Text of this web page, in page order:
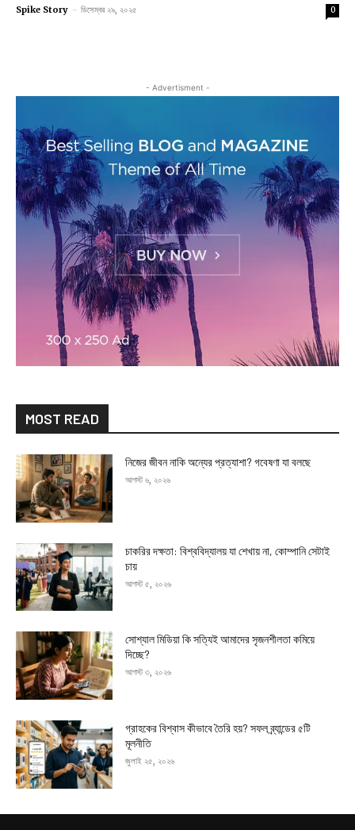
Spike Story - ডিসেম্বর ২৯, ২০২৫ 0
- Advertisment -
MOST READ
নিজের জীবন নাকি অন্যের প্রত্যাশা? গবেষণা যা বলছে
আগস্ট ৬, ২০২৬
চাকরির দক্ষতা: বিশ্ববিদ্যালয় যা শেখায় না, কোম্পানি সেটাই
চায়
আগস্ট ৫, ২০২৬
সোশ্যাল মিডিয়া কি সত্যিই আমাদের সৃজনশীলতা কমিয়ে
দিচ্ছে?
আগস্ট ৩, ২০২৬
গ্রাহকের বিশ্বাস কীভাবে তৈরি হয়? সফল ব্র্যান্ডের ৫টি
মূলনীতি
জুলাই ২৫, ২০২৬